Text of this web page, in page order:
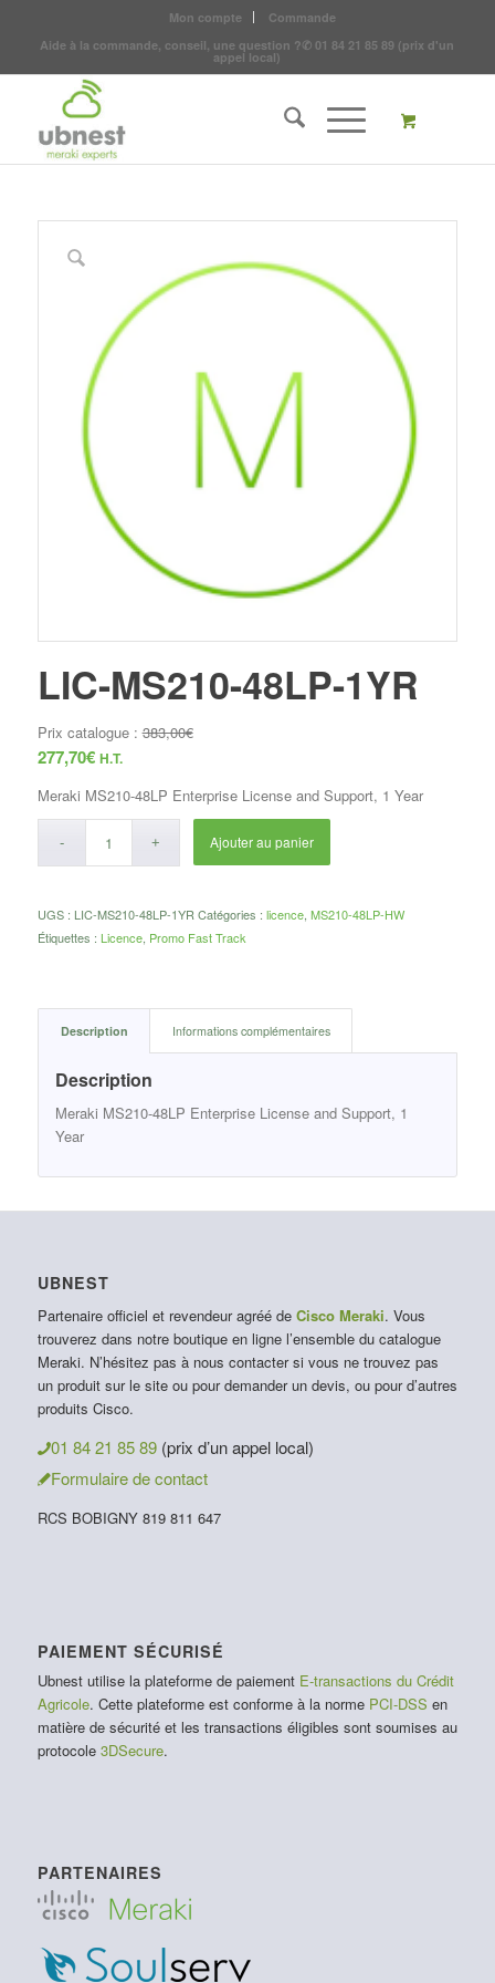
Mon compte
Commande
Aide à la commande, conseil, une question ?✆ 01 84 21 85 89 (prix d'un
appel local)
LIC-MS210-48LP-1YR
Prix catalogue :383,00€
277,70€ H.T.
Meraki MS210-48LP Enterprise License and Support, 1 Year
Ajouter au panier
UGS : LIC-MS210-48LP-1YR Catégories : licence, MS210-48LP-HW
Étiquettes : Licence, Promo Fast Track
Description Informations complémentaires
Description
Meraki MS210-48LP Enterprise License and Support, 1
Year
UBNEST
Partenaire officiel et revendeur agréé de Cisco Meraki. Vous
trouverez dans notre boutique en ligne l’ensemble du catalogue
Meraki. N’hésitez pas à nous contacter si vous ne trouvez pas
un produit sur le site ou pour demander un devis, ou pour d’autres
produits Cisco.
01 84 21 85 89 (prix d’un appel local)
Formulaire de contact
RCS BOBIGNY 819 811 647
PAIEMENT SÉCURISÉ
Ubnest utilise la plateforme de paiement E-transactions du Crédit
Agricole. Cette plateforme est conforme à la norme PCI-DSS en
matière de sécurité et les transactions éligibles sont soumises au
protocole 3DSecure.
PARTENAIRES